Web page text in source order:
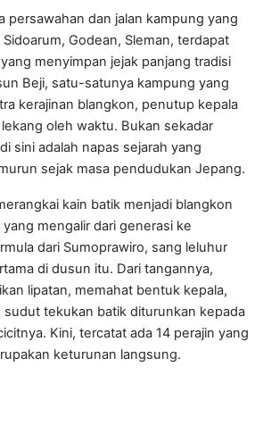
persawahan dan jalan kampung yang
Godean, Sleman, terdapat
menyimpan jejak panjang tradisi
Beji, satu-satunya kampung yang
kerajinan blangkon, penutup kepala
oleh waktu. Bukan sekadar
sini adalah napas sejarah yang
sejak masa pendudukan Jepang.
kain batik menjadi blangkon
mengalir dari generasi ke
dari Sumoprawiro, sang leluhur
di dusun itu. Dari tangannya,
lipatan, memahat bentuk kepala,
tekukan batik diturunkan kepada
Kini, tercatat ada 14 perajin yang
keturunan langsung.